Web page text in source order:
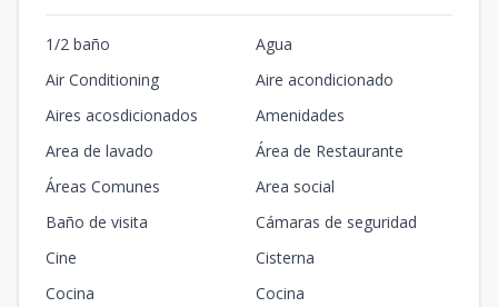
1/2 baño
Agua
Air Conditioning
Aire acondicionado
Aires acosdicionados
Amenidades
Area de lavado
Área de Restaurante
Áreas Comunes
Area social
Baño de visita
Cámaras de seguridad
Cine
Cisterna
Cocina
Cocina